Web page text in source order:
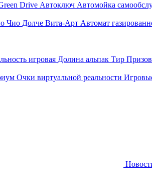
Drive Автоключ Автомойка
Чио Долче Вита-Арт Автомат
игровая Долина альпак Тир
Очки виртуальной реальности